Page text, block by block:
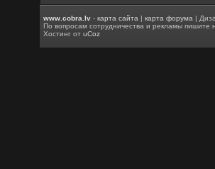
www.cobra.lv -карта сайта |карта форума |
По вопросам сотрудничества и рекламы пишите
Хостинг отuCoz